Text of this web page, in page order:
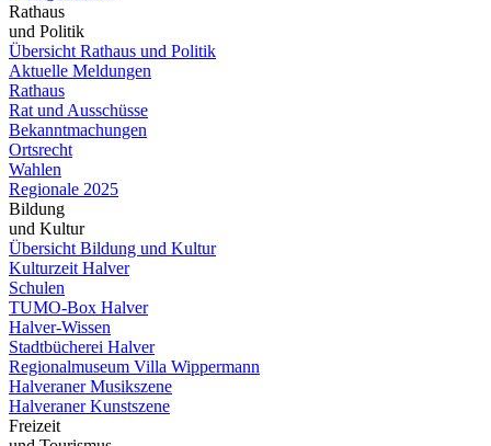
Rathaus
und Politik
Übersicht Rathaus und Politik
Aktuelle Meldungen
Rathaus
Rat und Ausschüsse
Bekanntmachungen
Ortsrecht
Wahlen
Regionale 2025
Bildung
und Kultur
Übersicht Bildung und Kultur
Kulturzeit Halver
Schulen
TUMO-Box Halver
Halver-Wissen
Stadtbücherei Halver
Regionalmuseum Villa Wippermann
Halveraner Musikszene
Halveraner Kunstszene
Freizeit